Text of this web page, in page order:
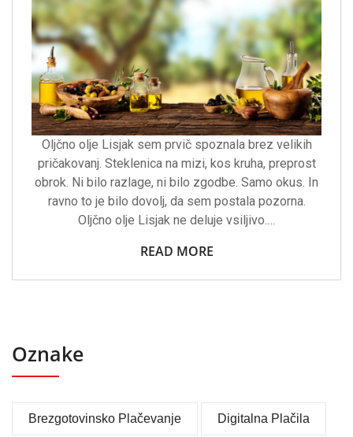
Oljčno olje Lisjak sem prvič spoznala brez velikih
pričakovanj. Steklenica na mizi, kos kruha, preprost
obrok. Ni bilo razlage, ni bilo zgodbe. Samo okus. In
ravno to je bilo dovolj, da sem postala pozorna.
Oljčno olje Lisjak ne deluje vsiljivo.…
READ MORE
Oznake
Brezgotovinsko Plačevanje Digitalna Plačila